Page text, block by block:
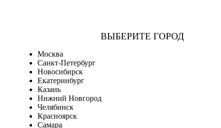
ВЫБЕРИТЕ ГОРОД
Москва
Санкт-Петербург
Новосибирск
Екатеринбург
Казань
Нижний Новгород
Челябинск
Красноярск
Самара